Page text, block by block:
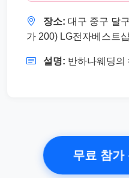
장소: 대구 중구 달
가 200) LG전자베스트
설명: 반하나웨딩의
무료 참가